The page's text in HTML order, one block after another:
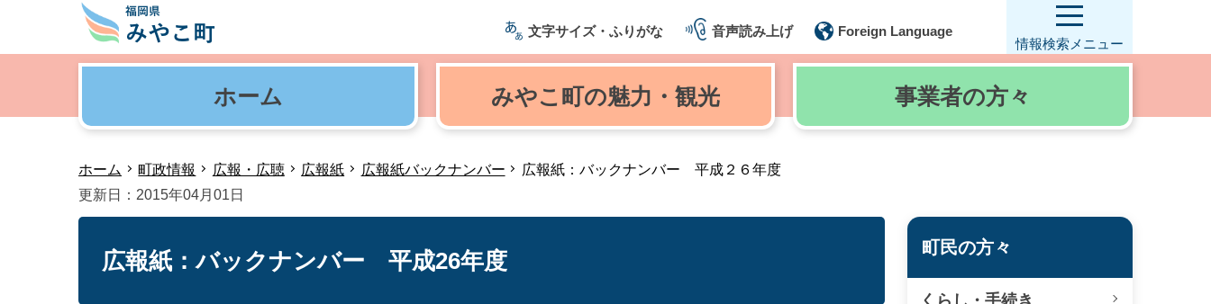
文字サイズ・ふりがな 音声読み上げ
Foreign Language
情報検索 メニュー
ホーム みやこ町の魅力・観光 事業者の方々
ホーム 町政情報 広報・広聴 広報紙 広報紙バックナンバー
広報紙：バックナンバー 平成２６年度
更新日：2015年04月01日
広報紙：バックナンバー 平成26年度
町民の方々
くらし・手続き